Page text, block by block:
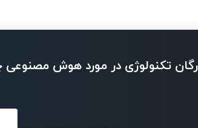
تکنولوژی در مورد هوش